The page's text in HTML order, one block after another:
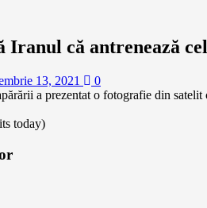
Iranul că antrenează
13, 2021
0
a prezentat o fotografie din satelit
today)